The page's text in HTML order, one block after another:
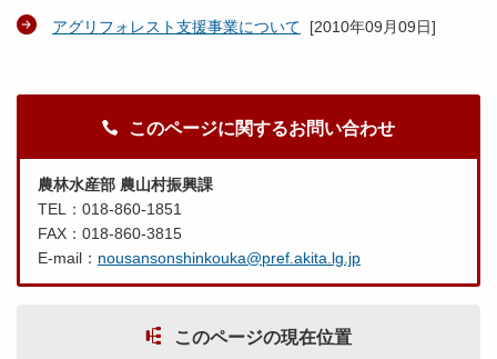
アグリフォレスト支援事業について [2010年09月09日]
このページに関するお問い合わせ
農林水産部 農山村振興課
TEL：018-860-1851
FAX：018-860-3815
E-mail： nousansonshinkouka@pref.akita.lg.jp
このページの現在位置